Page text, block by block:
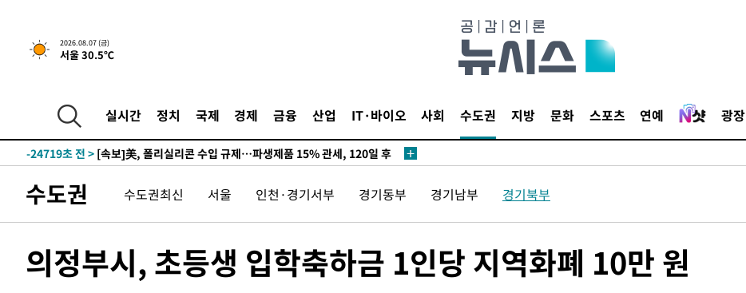
2026.08.07 (금)
서울 30.5℃
실시간 정치 국제 경제 금융 산업 IT·바이오 사회 수도권 지방 문화 스포츠 연예 광장
-20570초 전 >[속보] 뉴욕증시, 일제 하락 마감…나스닥 0.06%↓
-31040초 전 >
입추에도 극한더위…서울 낮 39도 '폭염중대경보'
-26004초 전 >
례 큰 폭발음
-24719초 전 > [속보]美, 폴리실리콘 수입 규제…파생제품 15% 관세, 120일 후
-20570초 전 >
[속보] 뉴욕증시, 일제 하락 마감…나스닥 0.06%↓
-31742초 전 >시리아 다마스쿠스 교외에서 미니버스 폭발.. 14명 부상, 3명은 중
-26004초 전 >이란, 호르무즈서 "적국 목표물들"과 대치로 남부 케슘섬에서 두차
수도권 수도권최신 서울 인천·경기서부 경기동부 경기남부 경기북부
의정부시, 초등생 입학축하금 1인당 지역화폐 10만 원